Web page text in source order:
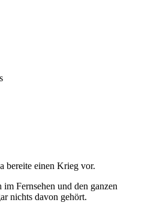
bereite einen Krieg vor.
Fernsehen und den ganzen
nichts davon gehört.